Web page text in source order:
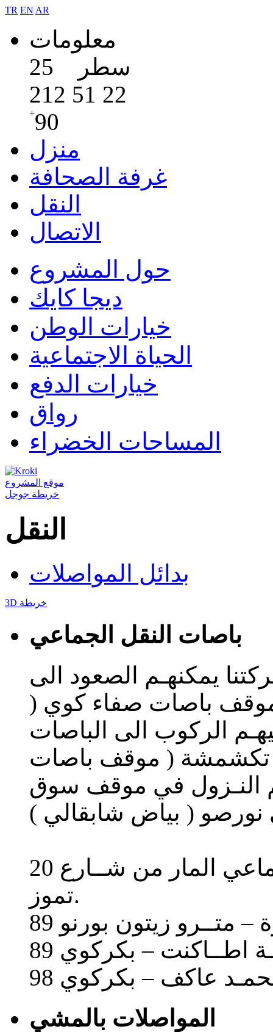
TR EN AR
معلومات
سطر
25
22 51 212
90
+
منزل
غرفة الصحافة
النقل
الاتصال
حول المشروع
ديجا كايك
خيارات الوطن
الحياة الاجتماعية
خيارات الدفع
رواق
المساحات الخضراء
موقع المشروع
خريطة جوجل
النقل
بدائل المواصلات
3D خريطة
باصات النقل الجماعي
يمكنهـم الصعود الى
باصات صفاء كوي (
الركوب الى الباصات
تكشمشة ( موقف باصات
النـزول في موقف سوق
ب) باصات مصلحـة النقل الجماعي المار من شــارع 20
تموز.
– متــرو زيتون بورنو
اطــاكنت – بكركوي
محمـد عاكف – بكركوي
المواصلات بالمشي